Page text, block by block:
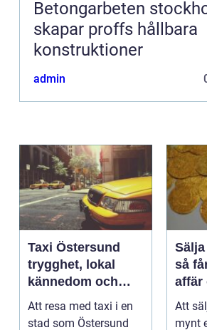
Betongarbeten
skapar proffs hållbara
konstruktioner
admin
Taxi Östersund
trygghet, lokal
kännedom och
smidiga resor året
runt
Att resa med taxi i en
stad som Östersund
så
affär
Att
mynt